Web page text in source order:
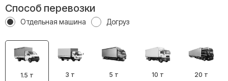
Способ перевозки
Отдельная машина Догруз
1.5 т 3 т 5 т 10 т 20 т